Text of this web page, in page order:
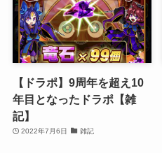
【ドラポ】9周年を超え10
年目となったドラポ【雑
記】
2022年7月6日 雑記